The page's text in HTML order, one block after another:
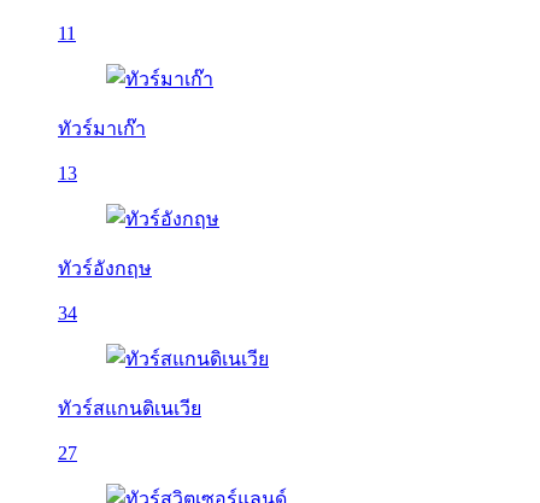
11
ทัวร์มาเก๊า
13
ทัวร์อังกฤษ
34
ทัวร์สแกนดิเนเวีย
27